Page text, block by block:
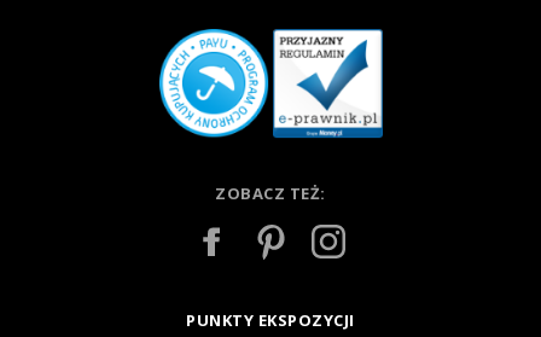
ZOBACZ TEŻ:
PUNKTY EKSPOZYCJI